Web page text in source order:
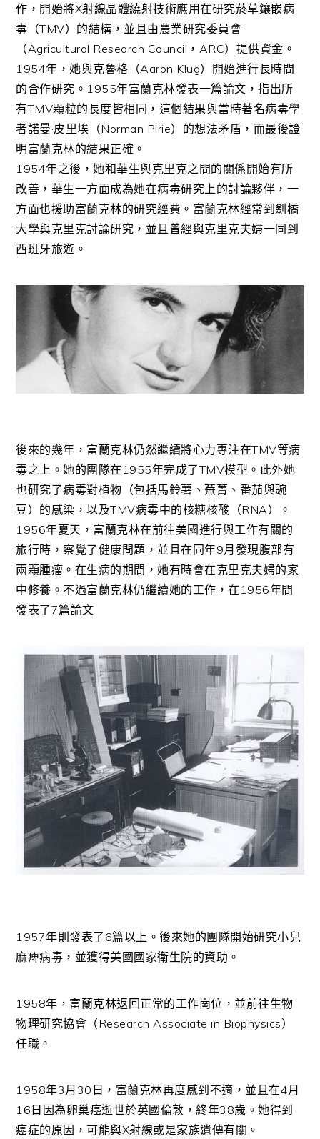
作，開始將X射線晶體繞射技術應用在研究菸草鑲嵌病
毒（TMV）的結構，並且由農業研究委員會
（Agricultural Research Council，ARC）提供資金。
1954年，她與克魯格（Aaron Klug）開始進行長時間
的合作研究。1955年富蘭克林發表一篇論文，指出所
有TMV顆粒的長度皆相同，這個結果與當時著名病毒學
者諾曼·皮里埃（Norman Pirie）的想法矛盾，而最後證
明富蘭克林的結果正確。
1954年之後，她和華生與克里克之間的關係開始有所
改善，華生一方面成為她在病毒研究上的討論夥伴，一
方面也援助富蘭克林的研究經費。富蘭克林經常到劍橋
大學與克里克討論研究，並且曾經與克里克夫婦一同到
西班牙旅遊。
後來的幾年，富蘭克林仍然繼續將心力專注在TMV等病
毒之上。她的團隊在1955年完成了TMV模型。此外她
也研究了病毒對植物（包括馬鈴薯、蕪菁、番茄與豌
豆）的感染，以及TMV病毒中的核糖核酸（RNA）。
1956年夏天，富蘭克林在前往美國進行與工作有關的
旅行時，察覺了健康問題，並且在同年9月發現腹部有
兩顆腫瘤。在生病的期間，她有時會在克里克夫婦的家
中修養。不過富蘭克林仍繼續她的工作，在1956年間
發表了7篇論文
1957年則發表了6篇以上。後來她的團隊開始研究小兒
麻痺病毒，並獲得美國國家衛生院的資助。
1958年，富蘭克林返回正常的工作崗位，並前往生物
物理研究協會（Research Associate in Biophysics）
任職。
1958年3月30日，富蘭克林再度感到不適，並且在4月
16日因為卵巢癌逝世於英國倫敦，終年38歲。她得到
癌症的原因，可能與X射線或是家族遺傳有關。